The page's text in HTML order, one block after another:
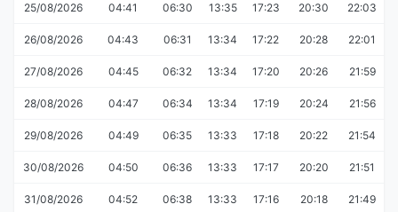
25/08/2026 04:41 06:30 13:35 17:23 20:30 22:03
26/08/2026 04:43 06:31 13:34 17:22 20:28 22:01
27/08/2026 04:45 06:32 13:34 17:20 20:26 21:59
28/08/2026 04:47 06:34 13:34 17:19 20:24 21:56
29/08/2026 04:49 06:35 13:33 17:18 20:22 21:54
30/08/2026 04:50 06:36 13:33 17:17 20:20 21:51
31/08/2026 04:52 06:38 13:33 17:16 20:18 21:49